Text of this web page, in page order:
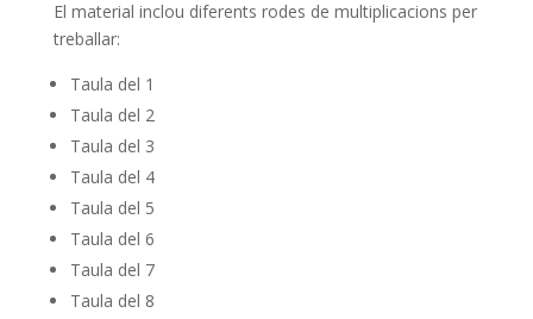
El material inclou diferents rodes de multiplicacions per
treballar:
Taula del 1
Taula del 2
Taula del 3
Taula del 4
Taula del 5
Taula del 6
Taula del 7
Taula del 8